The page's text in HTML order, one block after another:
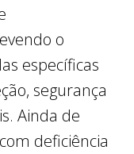
o
específicas
segurança
Ainda de
deficiência